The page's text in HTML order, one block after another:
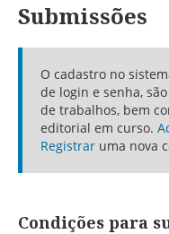
Submissões
O cadastro no
de login e senha,
de trabalhos, bem
editorial em curso.
Registrar uma nova
Condições para